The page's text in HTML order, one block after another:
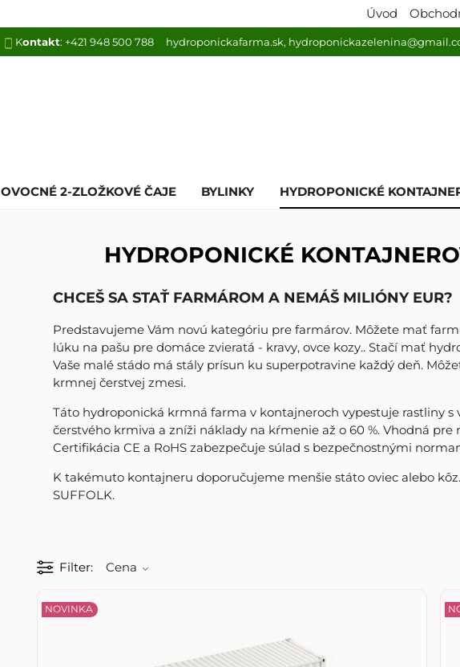
Úvod
Kontakt: +421 948 500 788 hydroponickafarma.sk,
OVOCNÉ 2-ZLOŽKOVÉ ČAJE BYLINKY HYDROPONICKÉ
HYDROPONICKÉ
CHCEŠ SA STAŤ FARMÁROM A NEMÁŠ MILIÓNY EUR?
Predstavujeme Vám novú kategóriu pre farmárov. Môžete mať
lúku na pašu pre domáce zvieratá - kravy, ovce kozy.. Stačí mať
Vaše malé stádo má stály prísun ku superpotravine každý deň.
krmnej čerstvej zmesi.
Táto hydroponická krmná farma v kontajneroch vypestuje rastliny s
čerstvého krmiva a zníži náklady na kŕmenie až o 60 %. Vhodná
Certifikácia CE a RoHSzabezpečuje súlad s bezpečnostnými
K takémuto kontajneru doporučujeme menšie státo oviec alebo
SUFFOLK.
Filter Cena
NOVINKA